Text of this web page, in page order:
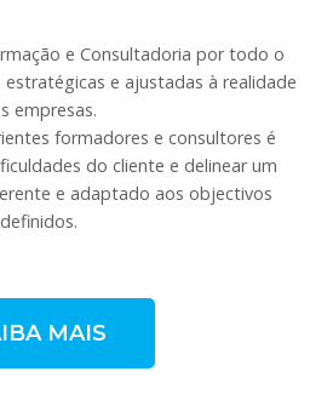
e Consultadoria por todo o
e ajustadas à realidade
empresas.
formadores e consultores é
do cliente e delinear um
e adaptado aos objectivos
definidos.
MAIS